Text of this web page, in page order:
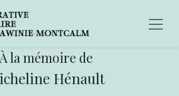
À la mémoire de
Hénault